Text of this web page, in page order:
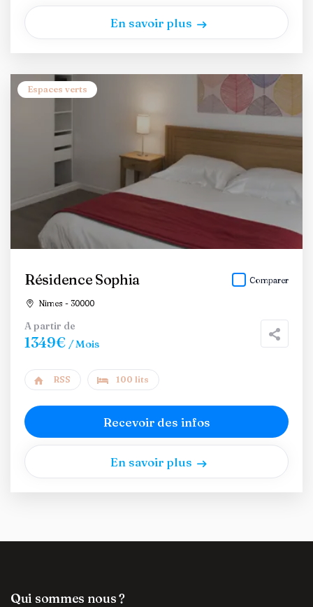
En savoir plus
Espaces verts
Résidence Sophia
Nîmes - 30000
Comparer
A partir de
1349€ / Mois
RSS 100 lits
Recevoir des infos
En savoir plus
Qui sommes nous ?